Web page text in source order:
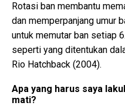
Rotasi ban membantu
dan memperpanjang umur
untuk memutar ban setiap
seperti yang ditentukan
Rio Hatchback (2004).
Apa yang harus saya
mati?